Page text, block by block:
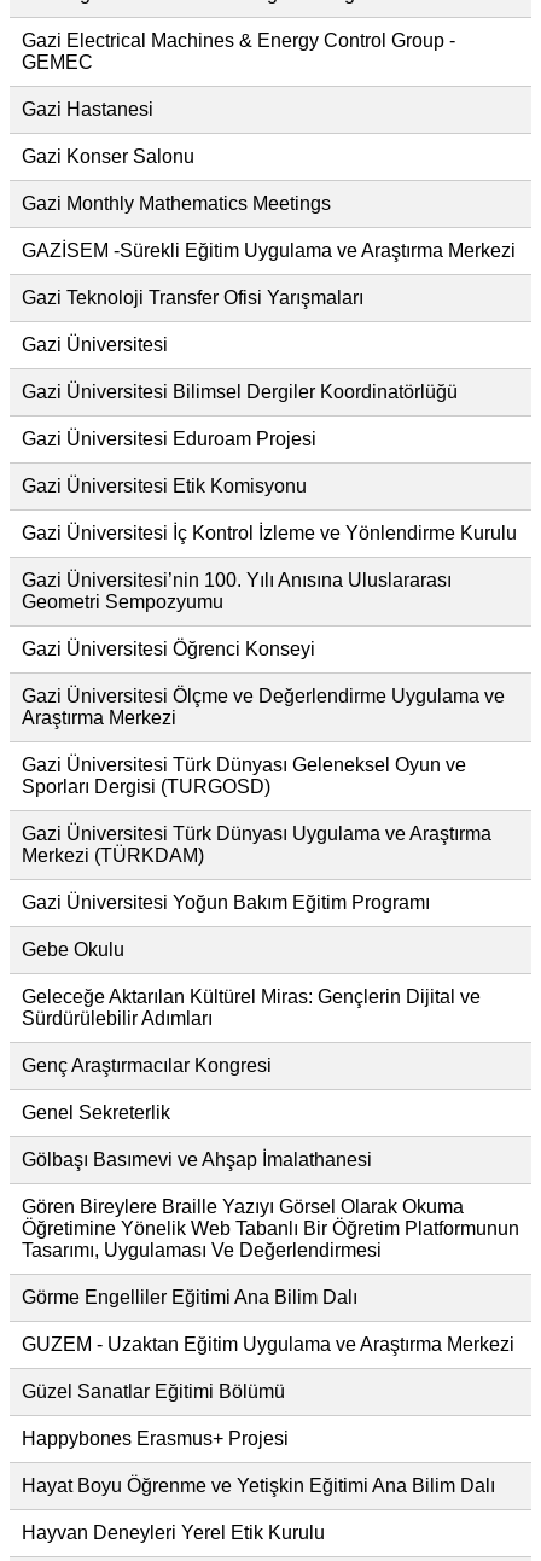
Gazi Electrical Machines & Energy Control Group -
GEMEC
Gazi Hastanesi
Gazi Konser Salonu
Gazi Monthly Mathematics Meetings
GAZİSEM -Sürekli Eğitim Uygulama ve Araştırma Merkezi
Gazi Teknoloji Transfer Ofisi Yarışmaları
Gazi Üniversitesi
Gazi Üniversitesi Bilimsel Dergiler Koordinatörlüğü
Gazi Üniversitesi Eduroam Projesi
Gazi Üniversitesi Etik Komisyonu
Gazi Üniversitesi İç Kontrol İzleme ve Yönlendirme Kurulu
Gazi Üniversitesi’nin 100. Yılı Anısına Uluslararası
Geometri Sempozyumu
Gazi Üniversitesi Öğrenci Konseyi
Gazi Üniversitesi Ölçme ve Değerlendirme Uygulama ve
Araştırma Merkezi
Gazi Üniversitesi Türk Dünyası Geleneksel Oyun ve
Sporları Dergisi (TURGOSD)
Gazi Üniversitesi Türk Dünyası Uygulama ve Araştırma
Merkezi (TÜRKDAM)
Gazi Üniversitesi Yoğun Bakım Eğitim Programı
Gebe Okulu
Geleceğe Aktarılan Kültürel Miras: Gençlerin Dijital ve
Sürdürülebilir Adımları
Genç Araştırmacılar Kongresi
Genel Sekreterlik
Gölbaşı Basımevi ve Ahşap İmalathanesi
Gören Bireylere Braille Yazıyı Görsel Olarak Okuma
Öğretimine Yönelik Web Tabanlı Bir Öğretim Platformunun
Tasarımı, Uygulaması Ve Değerlendirmesi
Görme Engelliler Eğitimi Ana Bilim Dalı
GUZEM - Uzaktan Eğitim Uygulama ve Araştırma Merkezi
Güzel Sanatlar Eğitimi Bölümü
Happybones Erasmus+ Projesi
Hayat Boyu Öğrenme ve Yetişkin Eğitimi Ana Bilim Dalı
Hayvan Deneyleri Yerel Etik Kurulu